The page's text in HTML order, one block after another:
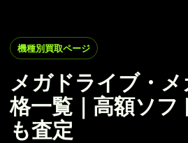
機種別買取ページ
メガドライブ・
格一覧｜高額ソフ
も査定